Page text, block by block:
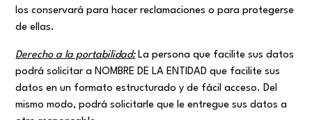
los conservará para hacer reclamaciones o para protegerse
de ellas.
Derecho a la portabilidad:La persona que facilite sus datos
podrá solicitar a NOMBRE DE LA ENTIDAD que facilite sus
datos en un formato estructurado y de fácil acceso. Del
mismo modo, podrá solicitarle que le entregue sus datos a